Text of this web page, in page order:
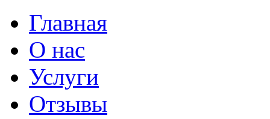
Главная
О нас
Услуги
Отзывы